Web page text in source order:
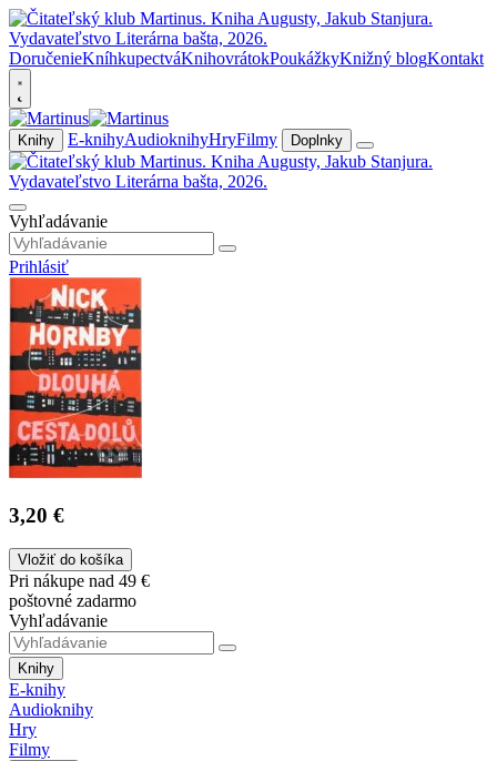
DoručenieKníhkupectváKnihovrátokPoukážkyKnižný blogKontakt
Knihy E-knihyAudioknihyHryFilmy Doplnky
Vyhľadávanie
Prihlásiť
3,20 €
Vložiť do košíka
Pri nákupe nad 49 €
poštovné zadarmo
Vyhľadávanie
Knihy
E-knihy
Audioknihy
Hry
Filmy